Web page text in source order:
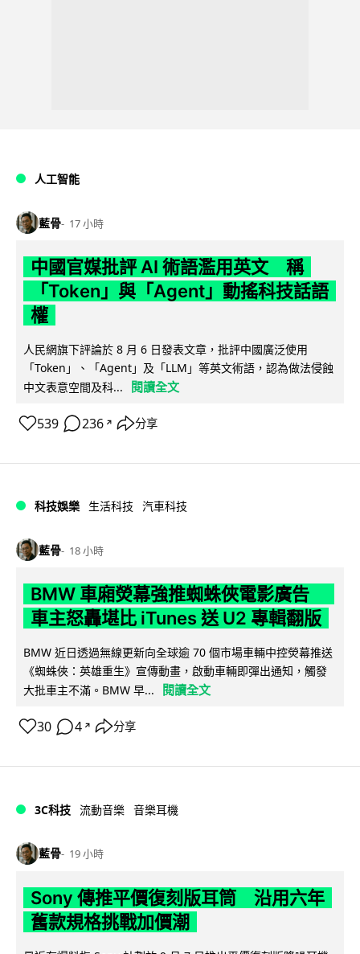
人工智能
藍骨 17 小時
中國官媒批評 AI 術語濫用英文 稱
「Token」與「Agent」動搖科技話語
權
人民網旗下評論於 8 月 6 日發表文章，批評中國廣泛使用
「Token」、「Agent」及「LLM」等英文術語，認為做法侵蝕
中文表意空間及科...
閱讀全文
539 236 ↗ 分享
科技娛樂 生活科技 汽車科技
藍骨 18 小時
BMW 車廂熒幕強推蜘蛛俠電影廣告
車主怒轟堪比 iTunes 送 U2 專輯翻版
BMW 近日透過無線更新向全球逾 70 個市場車輛中控熒幕推送
《蜘蛛俠：英雄重生》宣傳動畫，啟動車輛即彈出通知，觸發
大批車主不滿。BMW 早...
閱讀全文
30 4 ↗ 分享
3C科技 流動音樂 音樂耳機
藍骨 19 小時
Sony 傳推平價復刻版耳筒 沿用六年
舊款規格挑戰加價潮